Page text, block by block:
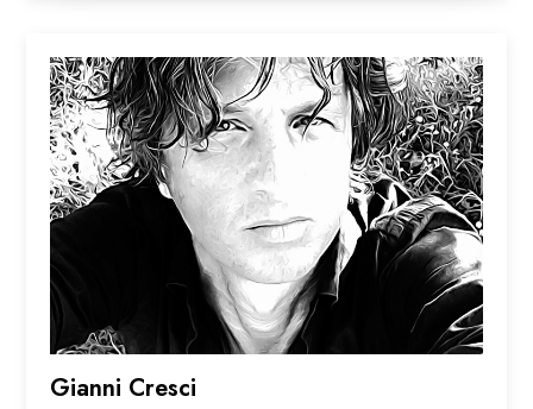
Gianni Cresci